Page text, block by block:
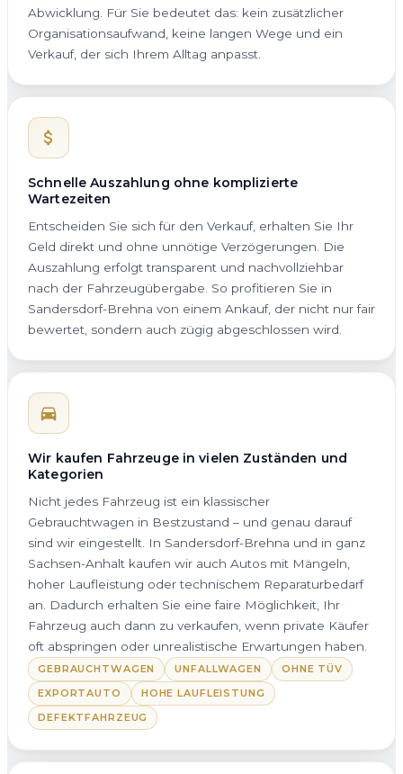
Abwicklung. Für Sie bedeutet das: kein zusätzlicher
Organisationsaufwand, keine langen Wege und ein
Verkauf, der sich Ihrem Alltag anpasst.
Schnelle Auszahlung ohne komplizierte
Wartezeiten
Entscheiden Sie sich für den Verkauf, erhalten Sie Ihr
Geld direkt und ohne unnötige Verzögerungen. Die
Auszahlung erfolgt transparent und nachvollziehbar
nach der Fahrzeugübergabe. So profitieren Sie in
Sandersdorf-Brehna von einem Ankauf, der nicht nur fair
bewertet, sondern auch zügig abgeschlossen wird.
Wir kaufen Fahrzeuge in vielen Zuständen und
Kategorien
Nicht jedes Fahrzeug ist ein klassischer
Gebrauchtwagen in Bestzustand – und genau darauf
sind wir eingestellt. In Sandersdorf-Brehna und in ganz
Sachsen-Anhalt kaufen wir auch Autos mit Mängeln,
hoher Laufleistung oder technischem Reparaturbedarf
an. Dadurch erhalten Sie eine faire Möglichkeit, Ihr
Fahrzeug auch dann zu verkaufen, wenn private Käufer
oft abspringen oder unrealistische Erwartungen haben.
GEBRAUCHTWAGEN UNFALLWAGEN
OHNE TÜV
EXPORTAUTO
HOHE LAUFLEISTUNG
DEFEKTFAHRZEUG